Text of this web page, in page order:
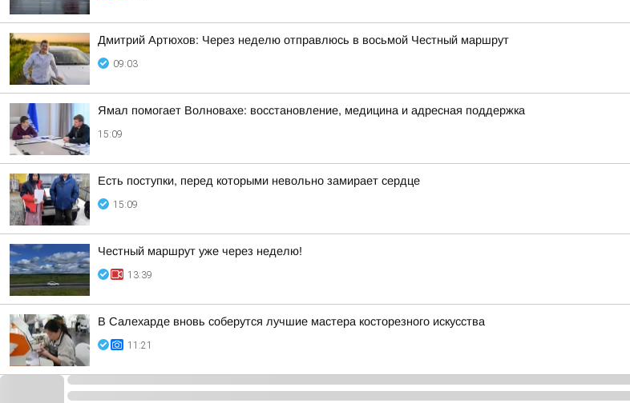
Дмитрий Артюхов: Через неделю отправлюсь в восьмой Честный маршрут
09:03
Ямал помогает Волновахе: восстановление, медицина и адресная поддержка
15:09
Есть поступки, перед которыми невольно замирает сердце
15:09
Честный маршрут уже через неделю!
13:39
В Салехарде вновь соберутся лучшие мастера косторезного искусства
11:21